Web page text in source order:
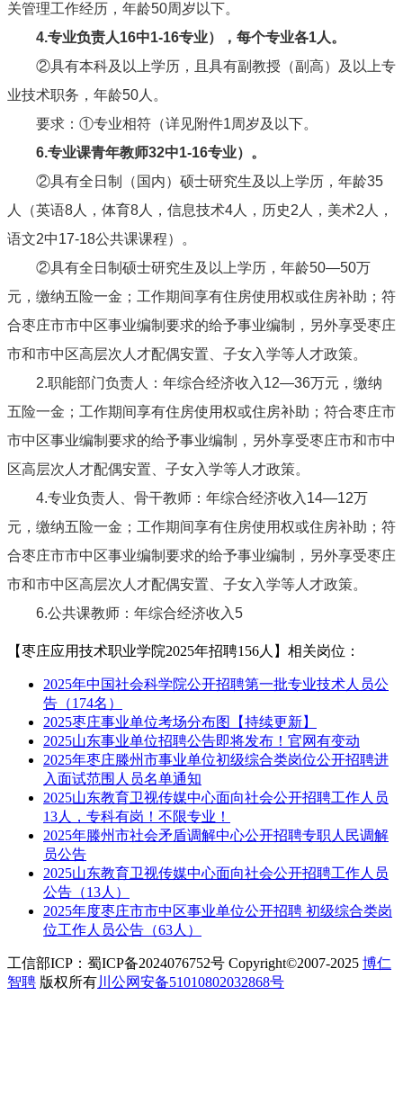
关管理工作经历，年龄50周岁以下。
4.专业负责人16中1-16专业），每个专业各1人。
②具有本科及以上学历，且具有副教授（副高）及以上专
业技术职务，年龄50 人。
要求：①专业相符（详见附件1周岁及以下。
6.专业课青年教师32中1-16专业）。
②具有全日制（国内）硕士研究生及以上学历，年龄35
人（英语8 人，体育8 人，信息技术4 人，历史2 人，美术2 人，
语文2中17-18公共课课程）。
②具有全日制硕士研究生及以上学历，年龄50—50万
元，缴纳五险一金；工作期间享有住房使用权或住房补助；符
合枣庄市市中区事业编制要求的给予事业编制，另外享受枣庄
市和市中区高层次人才配偶安置、子女入学等人才政策。
2.职能部门负责人：年综合经济收入 12—36万元，缴纳
五险一金； 工作期间享有住房使用权或住房补助；符合枣庄市
市中区事业编制要求的给予事业编制，另外享受枣庄市和市中
区高层次人才配偶安置、子女入学等人才政策。
4.专业负责人、骨干教师：年综合经济收入 14—12万
元，缴纳五险一金；工作期间享有住房使用权或住房补助；符
合枣庄市市中区事业编制要求的给予事业编制，另外享受枣庄
市和市中区高层次人才配偶安置、子女入学等人才政策。
6.公共课教师：年综合经济收入5
【枣庄应用技术职业学院2025年招聘156人】相关岗位：
2025年中国社会科学院公开招聘第一批专业技术人员公
告（174名）
2025枣庄事业单位考场分布图【持续更新】
2025山东事业单位招聘公告即将发布！官网有变动
2025年枣庄滕州市事业单位初级综合类岗位公开招聘进
入面试范围人员名单通知
2025山东教育卫视传媒中心面向社会公开招聘工作人员
13人，专科有岗！不限专业！
2025年滕州市社会矛盾调解中心公开招聘专职人民调解
员公告
2025山东教育卫视传媒中心面向社会公开招聘工作人员
公告（13人）
2025年度枣庄市市中区事业单位公开招聘 初级综合类岗
位工作人员公告（63人）
工信部ICP：蜀ICP备2024076752号 Copyright©2007-2025 博仁
智聘 版权所有川公网安备51010802032868号